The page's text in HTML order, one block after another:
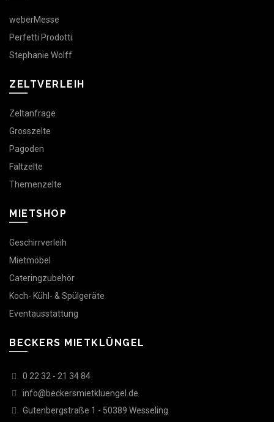
weberMesse
Perfetti Prodotti
Stephanie Wolff
ZELTVERLEIH
Zeltanfrage
Grosszelte
Pagoden
Faltzelte
Themenzelte
MIETSHOP
Geschirrverleih
Mietmöbel
Cateringzubehör
Koch- Kühl- & Spülgeräte
Eventausstattung
BECKERS MIETKLÜNGEL
0 22 32 - 21 34 84
info@beckersmietkluengel.de
Gutenbergstraße 1 - 50389 Wesseling